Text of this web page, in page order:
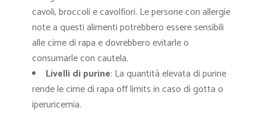
cavoli, broccoli e cavolfiori. Le persone con allergie
note a questi alimenti potrebbero essere sensibili
alle cime di rapa e dovrebbero evitarle o
consumarle con cautela.
Livelli di purine: La quantità elevata di purine
rende le cime di rapa off limits in caso di gotta o
iperuricemia.